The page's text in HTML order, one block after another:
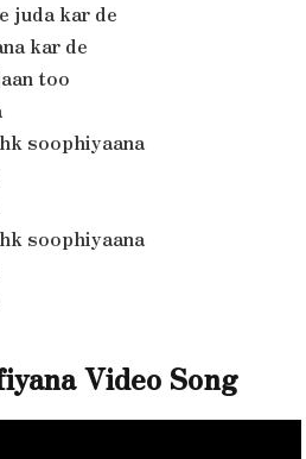
juda kar de
kar de
too
soophiyaana
soophiyaana
Video Song